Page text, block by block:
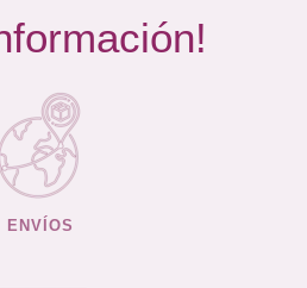
ENVÍOS